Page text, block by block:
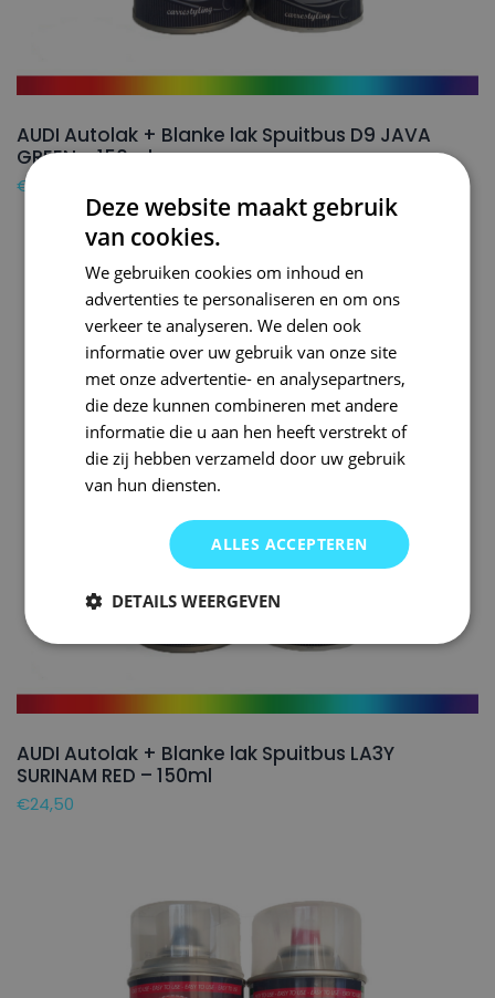
AUDI Autolak + Blanke lak Spuitbus D9 JAVA
GREEN – 150ml
€
AUDI Autolak + Blanke lak Spuitbus LA3Y
SURINAM RED – 150ml
€24,50
Deze website maakt gebruik
van cookies.
We gebruiken cookies om inhoud en
advertenties te personaliseren en om ons
verkeer te analyseren. We delen ook
informatie over uw gebruik van onze site
met onze advertentie- en analysepartners,
die deze kunnen combineren met andere
informatie die u aan hen heeft verstrekt of
die zij hebben verzameld door uw gebruik
van hun diensten.
ALLES ACCEPTEREN
DETAILS WEERGEVEN